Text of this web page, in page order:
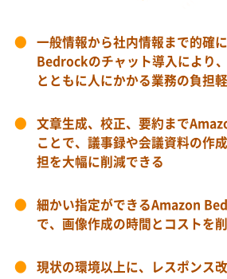
一般情報から社内情報まで的確
Bedrockのチャット導入により
とともに人にかかる業務の負担
文章生成、校正、要約まで
ことで、議事録や会議資料の作
担を大幅に削減できる
細かい指定ができるAmazon
で、画像作成の時間とコストを
現状の環境以上に、レスポンス